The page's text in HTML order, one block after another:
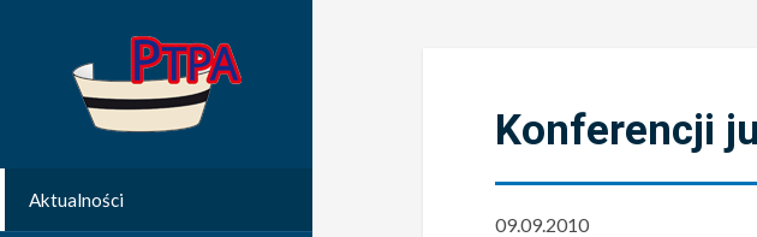
Aktualności
Konferencji
09.09.2010